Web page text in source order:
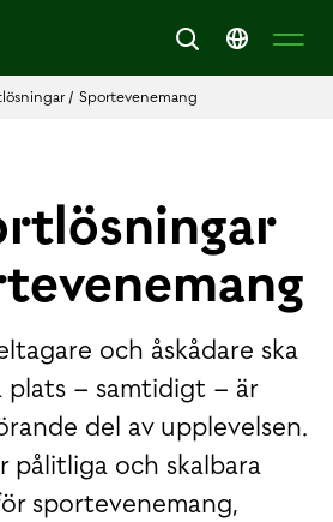
/ Sportevenemang
och åskådare ska
plats – samtidigt – är
del av upplevelsen.
pålitliga och skalbara
sportevenemang,